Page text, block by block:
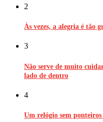
2
Às vezes, a alegria é tão
3
Não serve de muito
lado de dentro
4
Um relógio sem